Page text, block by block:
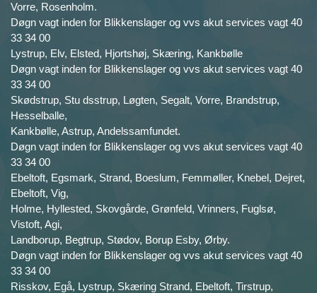
Vorre, Rosenholm.
Døgn vagt inden for Blikkenslager og vvs akut services vagt 40
33 34 00
Lystrup, Elv, Elsted, Hjortshøj, Skæring, Kankbølle
Døgn vagt inden for Blikkenslager og vvs akut services vagt 40
33 34 00
Skødstrup, Stu dsstrup, Løgten, Segalt, Vorre, Brandstrup,
Hesselballe,
Kankbølle, Astrup, Andelssamfundet.
Døgn vagt inden for Blikkenslager og vvs akut services vagt 40
33 34 00
Ebeltoft, Egsmark, Strand, Boeslum, Femmøller, Knebel, Dejret,
Ebeltoft, Vig,
Holme, Hyllested, Skovgårde, Grønfeld, Vrinners, Fuglsø,
Vistoft, Agi,
Landborup, Begtrup, Stødov, Borup Esby, Ørby.
Døgn vagt inden for Blikkenslager og vvs akut services vagt 40
33 34 00
Risskov, Egå, Lystrup, Skæring Strand, Ebeltoft, Tirstrup,